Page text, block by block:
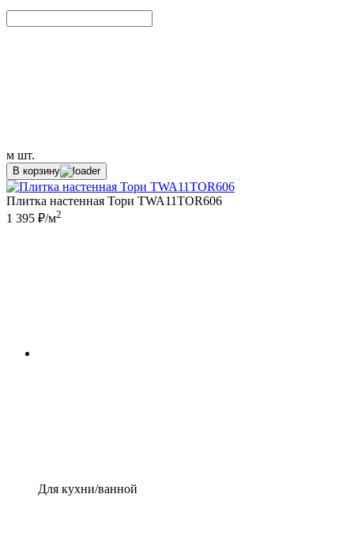
м шт.
В корзину
Плитка настенная Тори TWA11TOR606
1 395 ₽/м2
Для кухни/ванной